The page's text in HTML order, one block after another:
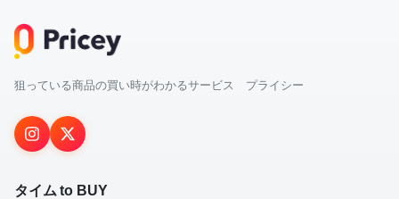
狙っている商品の買い時がわかるサービス プライシー
タイム to BUY